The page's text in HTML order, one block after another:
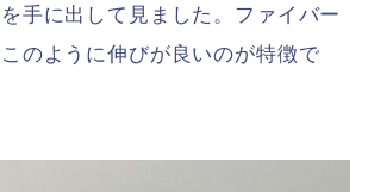
手に出して見ました。ファイバー
のように伸びが良いのが特徴で